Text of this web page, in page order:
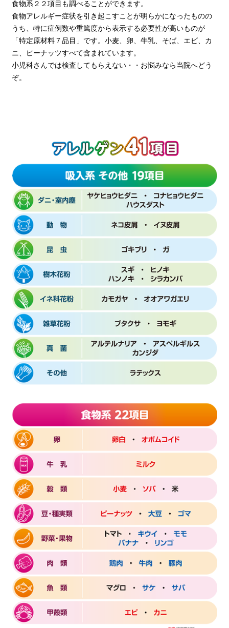
食物系２２項目も調べることができます。
食物アレルギー症状を引き起こすことが明らかになったものの
うち、特に症例数や重篤度から表示する必要性が高いものが
「特定原材料７品目」です。小麦、卵、牛乳、そば、エビ、カ
ニ、ピーナッツすべて含まれています。
小児科さんでは検査してもらえない・・お悩みなら当院へどう
ぞ。